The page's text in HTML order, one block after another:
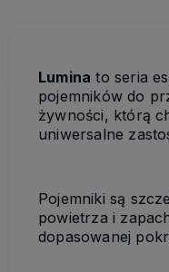
Lumina to seria
pojemników do
żywności, którą
uniwersalne
Pojemniki są
powietrza i
dopasowanej